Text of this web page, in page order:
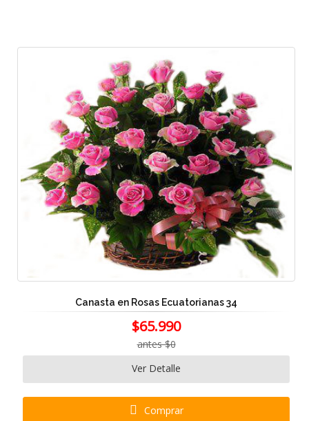
Canasta en Rosas Ecuatorianas 34
$65.990
antes $0
Ver Detalle
Comprar